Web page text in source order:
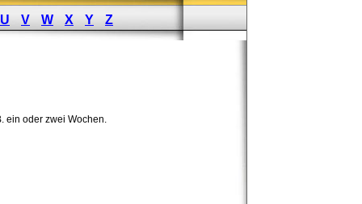
U V W X Y Z
ein oder zwei Wochen.